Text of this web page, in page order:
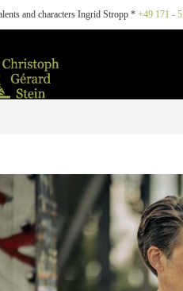
and characters Ingrid Stropp * +49 171 -